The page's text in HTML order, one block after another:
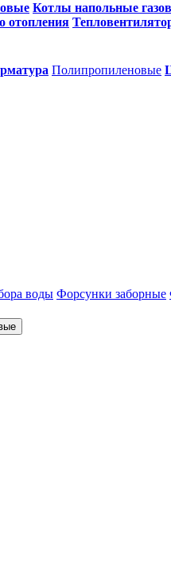
Котлы напольные
отопления
Полипропиленовые
воды Форсунки заборные